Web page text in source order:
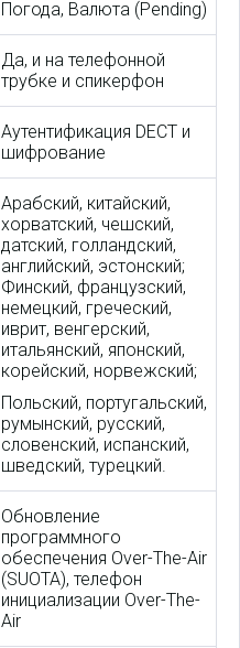
Погода, Валюта (Pending)
Да, и на телефонной
трубке и спикерфон
Аутентификация DECT и
шифрование
Арабский, китайский,
хорватский, чешский,
датский, голландский,
английский, эстонский;
Финский, французский,
немецкий, греческий,
иврит, венгерский,
итальянский, японский,
корейский, норвежский;
Польский, португальский,
румынский, русский,
словенский, испанский,
шведский, турецкий.
Обновление
программного
обеспечения Over-The-Air
(SUOTA), телефон
инициализации Over-The-
Air